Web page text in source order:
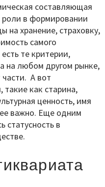
составляющая
роли в формировании
на хранение, страховку,
самого
те критерии,
на любом другом рынке,
А вот
такие как старина,
ценность, имя
важно. Еще одним
статусность в